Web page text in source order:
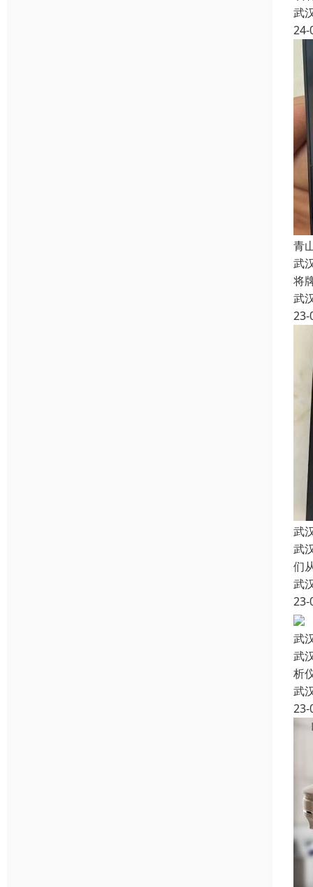
武
24-
青
武
将
武
23-
武
武
们
武
23-
武
武
析
武
23-